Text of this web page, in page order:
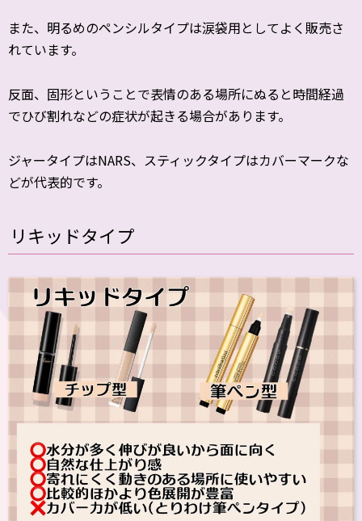
また、明るめのペンシルタイプは涙袋用としてよく販売さ
れています。
反面、固形ということで表情のある場所にぬると時間経過
でひび割れなどの症状が起きる場合があります。
ジャータイプはNARS、スティックタイプはカバーマークな
どが代表的です。
リキッドタイプ